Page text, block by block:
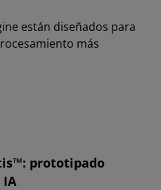
están diseñados para
más
prototipado